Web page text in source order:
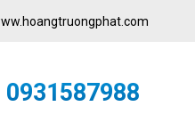
0931587988